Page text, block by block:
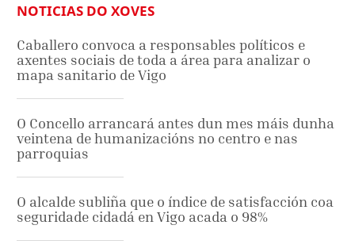
NOTICIAS DO XOVES
Caballero convoca a responsables políticos e
axentes sociais de toda a área para analizar o
mapa sanitario de Vigo
O Concello arrancará antes dun mes máis dunha
veintena de humanizacións no centro e nas
parroquias
O alcalde subliña que o índice de satisfacción coa
seguridade cidadá en Vigo acada o 98%